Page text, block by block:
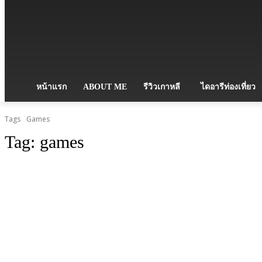
หน้าแรก ABOUT ME รีวิวเกาหลี ไดอารีท่องเที่ยว
Tags Games
Tag: games